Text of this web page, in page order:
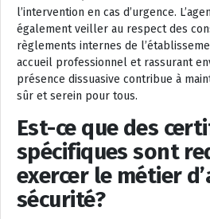
l’intervention en cas d’urgence.
également veiller au respect des
règlements internes de
accueil professionnel et rassurant
présence dissuasive contribue à
sûr et serein pour tous.
Est-ce que des
spécifiques sont
exercer le métier
sécurité?